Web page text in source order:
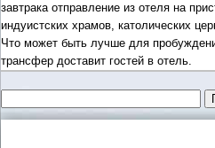
завтрака отправление из отеля на
индуистских храмов, католических
Что может быть лучше для
трансфер доставит гостей в отель.